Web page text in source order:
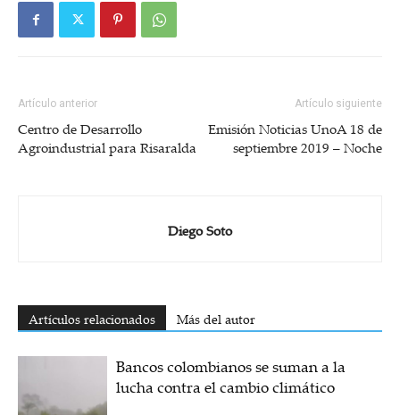
Artículo anterior
Centro de Desarrollo
Agroindustrial para Risaralda
Artículo siguiente
Emisión Noticias UnoA 18 de
septiembre 2019 – Noche
Diego Soto
Artículos relacionados Más del autor
Bancos colombianos se suman a la
lucha contra el cambio climático